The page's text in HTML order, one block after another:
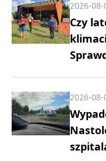
Czy
2026-
2026-